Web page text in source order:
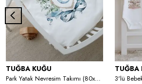
TUĞBA KUĞU
Park Yatak Nevresim Takımı (80x120) - Blue Royal Series - C Harfi
TUĞBA